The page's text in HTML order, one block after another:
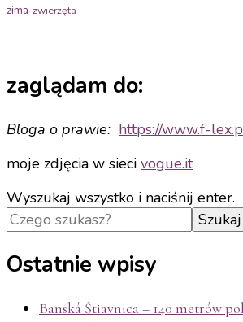
zima zwierzęta
zaglądam do:
Bloga o prawie: https://www.f-
moje zdjęcia w sieci vogue.it
Szukasz
czegoś?
Wyszukaj wszystko i naciśnij enter.
Ostatnie wpisy
Banská Štiavnica – 140 metrów